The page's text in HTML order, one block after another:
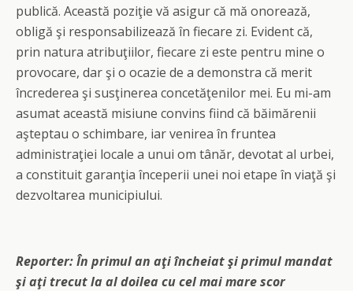
publică. Această poziţie vă asigur că mă onorează,
obligă şi responsabilizează în fiecare zi. Evident că,
prin natura atribuţiilor, fiecare zi este pentru mine o
provocare, dar şi o ocazie de a demonstra că merit
încrederea şi susţinerea concetăţenilor mei. Eu mi-am
asumat această misiune convins fiind că băimărenii
aşteptau o schimbare, iar venirea în fruntea
administraţiei locale a unui om tânăr, devotat al urbei,
a constituit garanţia începerii unei noi etape în viaţă şi
dezvoltarea municipiului.
Reporter:În primul an aţi încheiat şi primul mandat
şi aţi trecut la al doilea cu cel mai mare scor